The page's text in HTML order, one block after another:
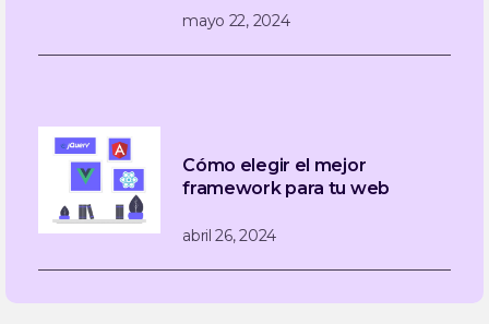
mayo 22, 2024
Cómo elegir el mejor
framework para tu web
abril 26, 2024